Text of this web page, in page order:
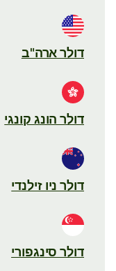
דולר ארה"ב
דולר הונג קונגי
דולר ניו זילנדי
דולר סינגפורי